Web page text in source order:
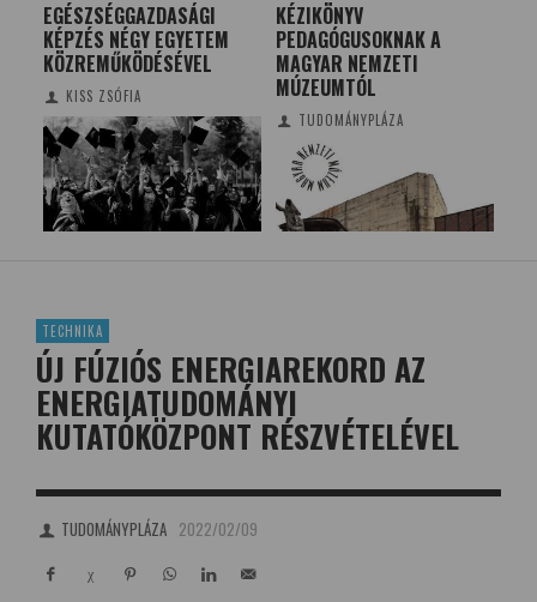
KÉZIKÖNYV
PEDAGÓGUSOKNAK A
MAGYAR NEMZETI
MÚZEUMTÓL
TUDOMÁNYPLÁZA
ÚJ ÚT NYÍLHAT A
GYÓGYSZERFEJLESZTÉSBE
N
TUDOMÁNYPLÁZA
TECHNIKA
ÚJ FÚZIÓS ENERGIAREKORD AZ
ENERGIATUDOMÁNYI
KUTATÓKÖZPONT RÉSZVÉTELÉVEL
TUDOMÁNYPLÁZA 2022/02/09